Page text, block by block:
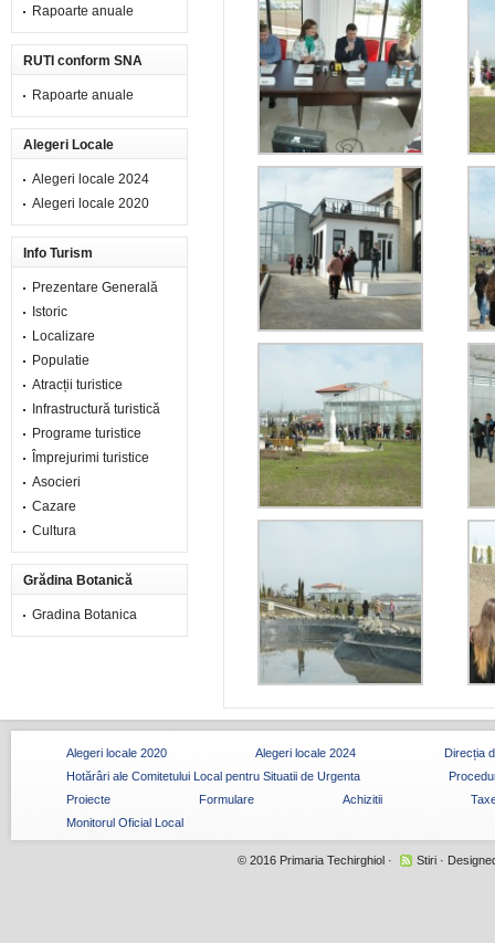
Rapoarte anuale
RUTI conform SNA
Rapoarte anuale
Alegeri Locale
Alegeri locale 2024
Alegeri locale 2020
Info Turism
Prezentare Generală
Istoric
Localizare
Populatie
Atracții turistice
Infrastructură turistică
Programe turistice
Împrejurimi turistice
Asocieri
Cazare
Cultura
Grădina Botanică
Gradina Botanica
Alegeri locale 2020 Alegeri locale 2024
Direcția
Hotărâri ale Comitetului Local pentru Situatii de Urgenta
Proiecte
Formulare Achizitii
Monitorul Oficial Local
© 2016 Primaria Techirghiol· Stiri·